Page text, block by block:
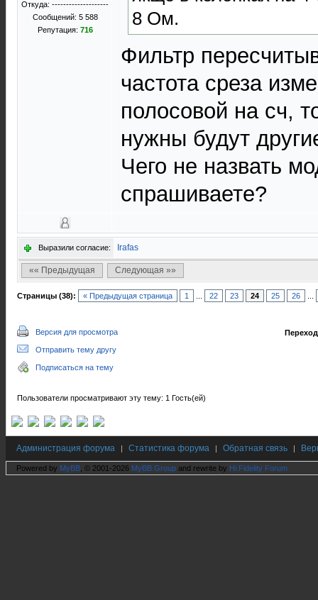
Откуда: --------------------
Сообщений: 5 588
Репутация: 716
8 Ом.
Фильтр
частота среза
полосовой на сч,
нужны будут
Чего не назвать
спрашиваете?
Выразили согласие: Irafas
«« Предыдущая Следующая »»
Страницы (38): « Предыдущая страница 1 22 23 24 25 26
Версия для просмотра
Отправить тему другу
Подписаться на тему
Пользователи просматривают эту тему: 1 Гость(ей)
Администрация форума | Статистика форума | Обратная связь |
Powered by MyBB , © 2001-2026 MyBB Group and rewrite by Hi Fidelity Forum